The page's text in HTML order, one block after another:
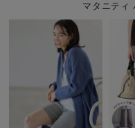
マタニティ